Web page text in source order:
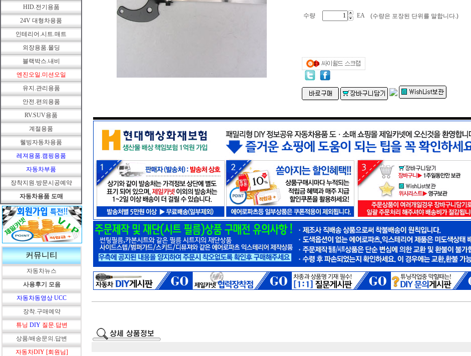
HID.전기용품
24V 대형차용품
인테리어.시트.매트
외장용품.몰딩
블랙박스.내비
엔진오일.미션오일
유지.관리용품
안전.편의용품
RV.SUV용품
계절용품
웰빙자동차용품
레져용품.캠핑용품
자동차부품
장착지원.방문시공예약
자동차용품 도매
커뮤니티
자동차뉴스
사용후기 모음
자동차동영상 UCC
장착.구매예약
튜닝 DIY 질문.답변
상품/배송문의.답변
자동차DIY [회원님]
수량 EA (수량은 포장된 단위를 말합니다.)